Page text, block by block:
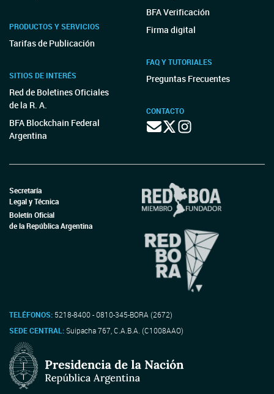
PRODUCTOS Y SERVICIOS
Tarifas de Publicación
SITIOS DE INTERÉS
Red de Boletines Oficiales
de la R. A.
BFA Blockchain Federal
Argentina
BFA Verificación
Firma digital
FAQ Y TUTORIALES
Preguntas Frecuentes
CONTACTO
Secretaría
Legal y Técnica
Boletín Oficial
de la República Argentina
TELÉFONOS: 5218-8400 - 0810-345-BORA (2672)
SEDE CENTRAL:Suipacha 767, C.A.B.A. (C1008AAO)